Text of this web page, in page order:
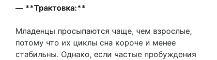
— **Трактовка:**
Младенцы просыпаются чаще, чем взрослые,
потому что их циклы сна короче и менее
стабильны. Однако, если частые пробуждения